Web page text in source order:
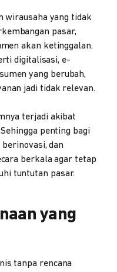
wirausaha yang tidak
pasar,
akan ketinggalan.
digitalisasi, e-
yang berubah,
jadi tidak relevan.
terjadi akibat
penting bagi
dan
berkala agar tetap
tuntutan pasar.
yang
tanpa rencana